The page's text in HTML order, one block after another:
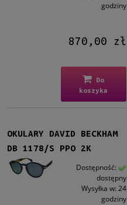
godziny
870,00 zł
Do
koszyka
OKULARY DAVID BECKHAM
DB 1178/S PPO 2K
Dostępność:
dostępny
Wysyłka w: 24
godziny